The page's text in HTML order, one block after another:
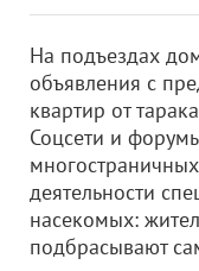
На подъездах
объявления с
квартир от
Соцсети и
деятельности
насекомых:
подбрасывают